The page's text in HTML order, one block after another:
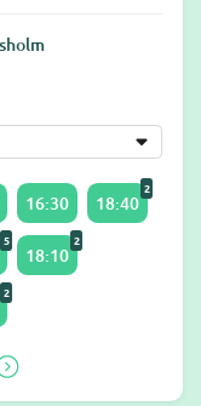
16:30 18:40
2
5
18:10
2
2